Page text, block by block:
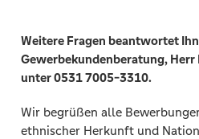
Weitere Fragen beantwortet
Gewerbekundenberatung,
unter 0531 7005-3310.
Wir begrüßen alle
ethnischer Herkunft und